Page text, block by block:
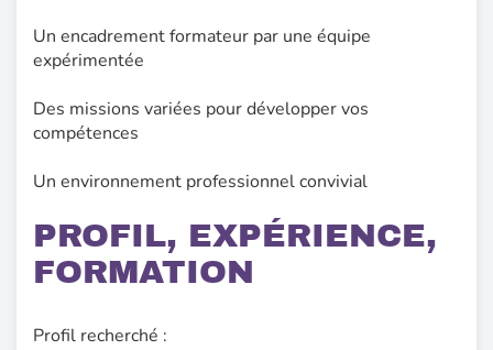
Un encadrement formateur par une équipe
expérimentée
Des missions variées pour développer vos
compétences
Un environnement professionnel convivial
PROFIL, EXPÉRIENCE,
FORMATION
Profil recherché :